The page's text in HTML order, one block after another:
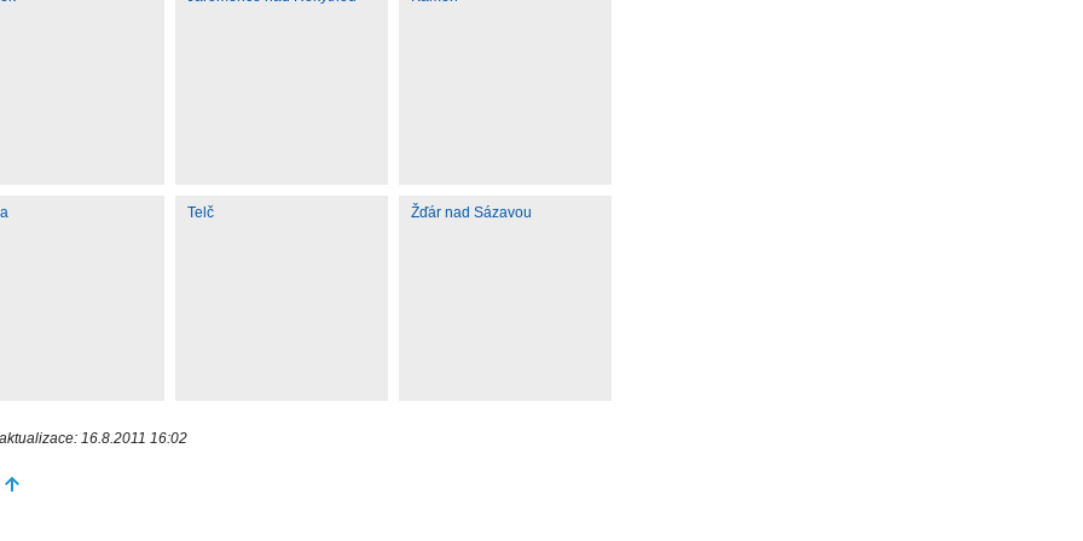
Telč Žďár nad Sázavou
16.8.2011 16:02